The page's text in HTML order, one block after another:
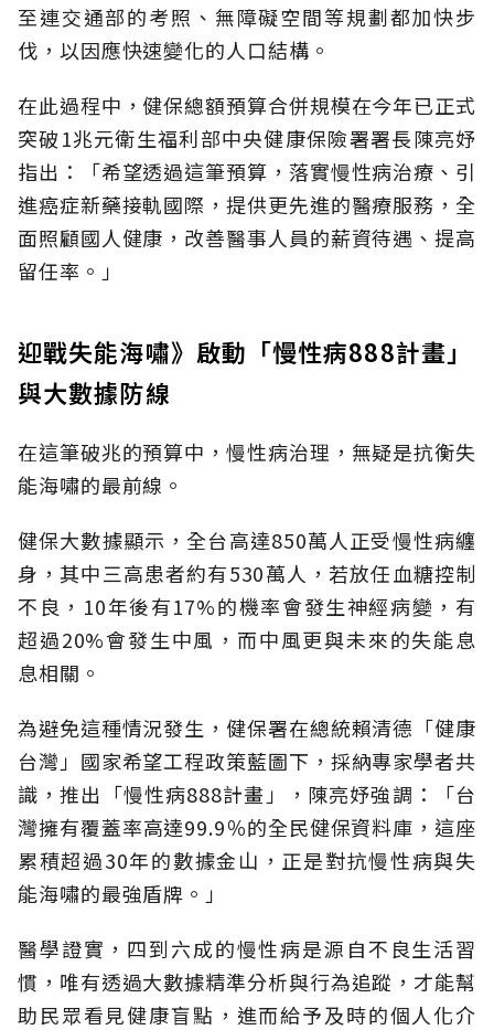
至連交通部的考照、無障礙空間等規劃都加快步
伐，以因應快速變化的人口結構。
在此過程中，健保總額預算合併規模在今年已正式
突破1兆元衛生福利部中央健康保險署署長陳亮妤
指出：「希望透過這筆預算，落實慢性病治療、引
進癌症新藥接軌國際，提供更先進的醫療服務，全
面照顧國人健康，改善醫事人員的薪資待遇、提高
留任率。」
迎戰失能海嘯》啟動「慢性病888計畫」
與大數據防線
在這筆破兆的預算中，慢性病治理，無疑是抗衡失
能海嘯的最前線。
健保大數據顯示，全台高達850萬人正受慢性病纏
身，其中三高患者約有530萬人，若放任血糖控制
不良，10年後有17%的機率會發生神經病變，有
超過20%會發生中風，而中風更與未來的失能息
息相關。
為避免這種情況發生，健保署在總統賴清德「健康
台灣」國家希望工程政策藍圖下，採納專家學者共
識，推出「慢性病888計畫」，陳亮妤強調：「台
灣擁有覆蓋率高達99.9％的全民健保資料庫，這座
累積超過30年的數據金山，正是對抗慢性病與失
能海嘯的最強盾牌。」
醫學證實，四到六成的慢性病是源自不良生活習
慣，唯有透過大數據精準分析與行為追蹤，才能幫
助民眾看見健康盲點，進而給予及時的個人化介